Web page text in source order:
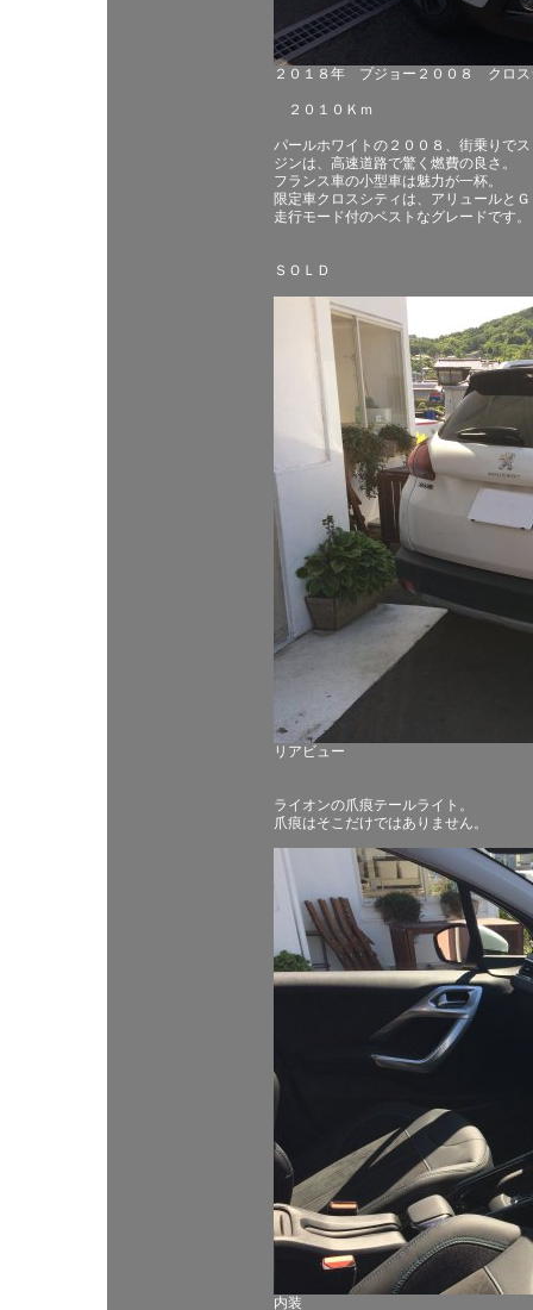
２０１８年 プジョー２００８ クロス
２０１０Ｋｍ
パールホワイトの２００８、街乗りで
ジンは、高速道路で驚く燃費の良さ。
フランス車の小型車は魅力が一杯。
限定車クロスシティは、アリュールと
走行モード付のベストなグレードです。
ＳＯＬＤ
リアビュー
ライオンの爪痕テールライト。
爪痕はそこだけではありません。
内装